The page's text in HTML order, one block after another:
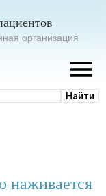
организация
наживается